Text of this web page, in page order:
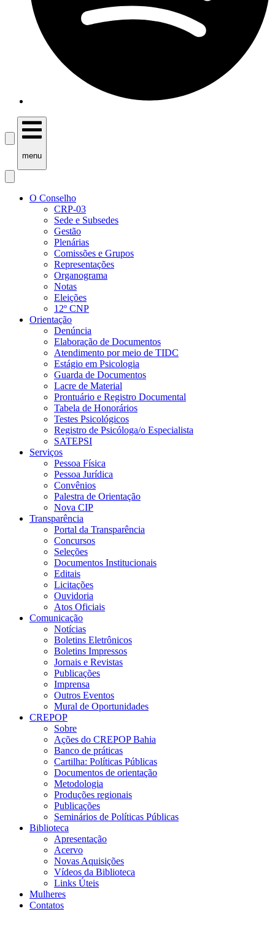
menu
O Conselho
CRP-03
Sede e Subsedes
Gestão
Plenárias
Comissões e Grupos
Representações
Organograma
Notas
Eleições
12º CNP
Orientação
Denúncia
Elaboração de Documentos
Atendimento por meio de TIDC
Estágio em Psicologia
Guarda de Documentos
Lacre de Material
Prontuário e Registro Documental
Tabela de Honorários
Testes Psicológicos
Registro de Psicóloga/o Especialista
SATEPSI
Serviços
Pessoa Física
Pessoa Jurídica
Convênios
Palestra de Orientação
Nova CIP
Transparência
Portal da Transparência
Concursos
Seleções
Documentos Institucionais
Editais
Licitações
Ouvidoria
Atos Oficiais
Comunicação
Notícias
Boletins Eletrônicos
Boletins Impressos
Jornais e Revistas
Publicações
Imprensa
Outros Eventos
Mural de Oportunidades
CREPOP
Sobre
Ações do CREPOP Bahia
Banco de práticas
Cartilha: Políticas Públicas
Documentos de orientação
Metodologia
Produções regionais
Publicações
Seminários de Políticas Públicas
Biblioteca
Apresentação
Acervo
Novas Aquisições
Vídeos da Biblioteca
Links Úteis
Mulheres
Contatos